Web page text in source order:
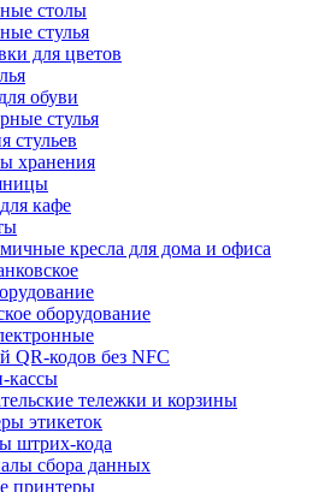
столы
стулья
для цветов
обуви
стулья
стульев
хранения
кафе
кресла для дома и офиса
оборудование
QR-кодов без NFC
кассы
тележки и корзины
этикеток
штрих-кода
сбора данных
принтеры